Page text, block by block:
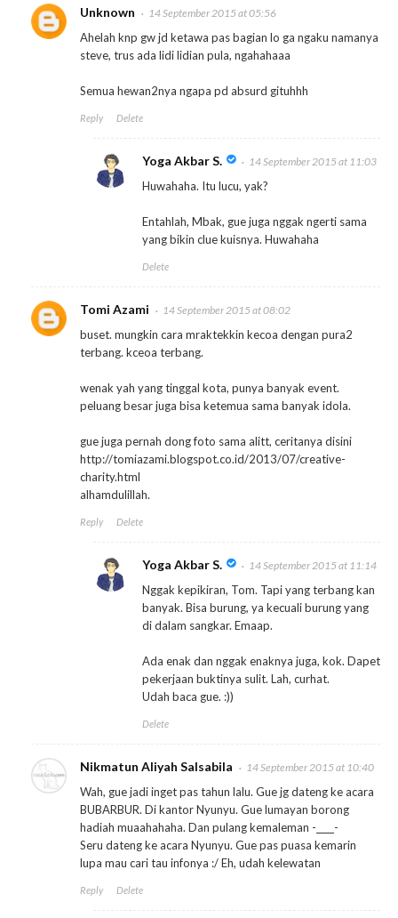
Unknown 14 September 2015 at 05:56
Ahelah knp gw jd ketawa pas bagian lo ga ngaku namanya
steve, trus ada lidi lidian pula, ngahahaaa
Semua hewan2nya ngapa pd absurd gituhhh
Reply Delete
Yoga Akbar S. 14 September 2015 at 11:03
Huwahaha. Itu lucu, yak?
Entahlah, Mbak, gue juga nggak ngerti sama
yang bikin clue kuisnya. Huwahaha
Delete
Tomi Azami 14 September 2015 at 08:02
buset. mungkin cara mraktekkin kecoa dengan pura2
terbang. kceoa terbang.
wenak yah yang tinggal kota, punya banyak event.
peluang besar juga bisa ketemua sama banyak idola.
gue juga pernah dong foto sama alitt, ceritanya disini
http://tomiazami.blogspot.co.id/2013/07/creative-
charity.html
alhamdulillah.
Reply Delete
Yoga Akbar S. 14 September 2015 at 11:14
Nggak kepikiran, Tom. Tapi yang terbang kan
banyak. Bisa burung, ya kecuali burung yang
di dalam sangkar. Emaap.
Ada enak dan nggak enaknya juga, kok. Dapet
pekerjaan buktinya sulit. Lah, curhat.
Udah baca gue. :))
Delete
Nikmatun Aliyah Salsabila 14 September 2015 at 10:40
Wah, gue jadi inget pas tahun lalu. Gue jg dateng ke acara
BUBARBUR. Di kantor Nyunyu. Gue lumayan borong
hadiah muaahahaha. Dan pulang kemaleman -____-
Seru dateng ke acara Nyunyu. Gue pas puasa kemarin
lupa mau cari tau infonya :/ Eh, udah kelewatan
Reply Delete